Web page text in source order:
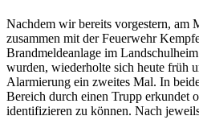
Nachdem wir bereits vorgestern, am
zusammen mit der Feuerwehr
Brandmeldeanlage im
wurden, wiederholte sich heute früh
Alarmierung ein zweites Mal. In
Bereich durch einen Trupp erkundet
identifizieren zu können. Nach